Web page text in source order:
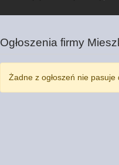
Ogłoszenia firmy
Żadne z ogłoszeń nie